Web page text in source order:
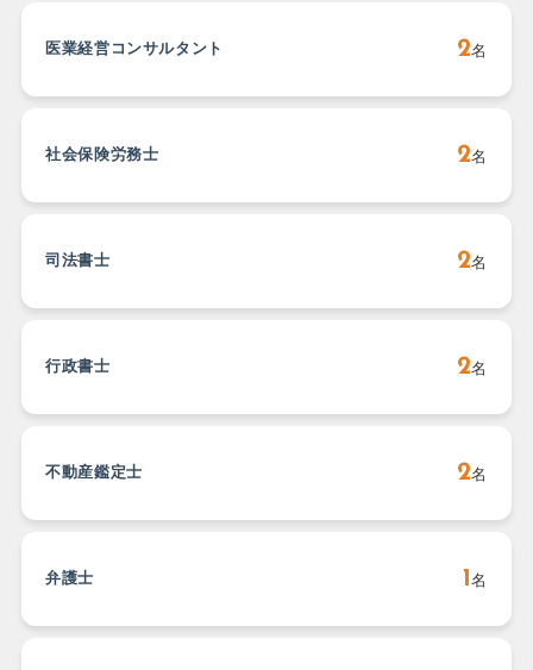
医業経営コンサルタント 2名
社会保険労務士 2名
司法書士 2名
行政書士 2名
不動産鑑定士 2名
弁護士 1名